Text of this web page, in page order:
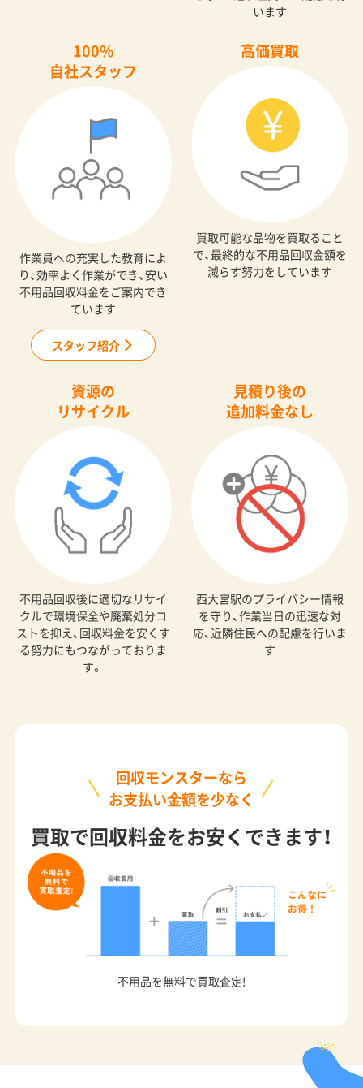
います
100%
自社スタッフ
作業員への充実した教育によ
り、効率よく作業ができ、安い
不用品回収料金をご案内でき
ています
スタッフ紹介
高価買取
買取可能な品物を買取ること
で、最終的な不用品回収金額を
減らす努力をしています
資源の
リサイクル
不用品回収後に適切なリサイ
クルで環境保全や廃棄処分コ
ストを抑え、回収料金を安くす
る努力にもつながっておりま
す。
見積り後の
追加料金なし
西大宮駅のプライバシー情報
を守り、作業当日の迅速な対
応、近隣住民への配慮を行いま
す
回収モンスターなら
お支払い金額を少なく
買取で回収料金をお安くできます！
不用品を無料で買取査定!